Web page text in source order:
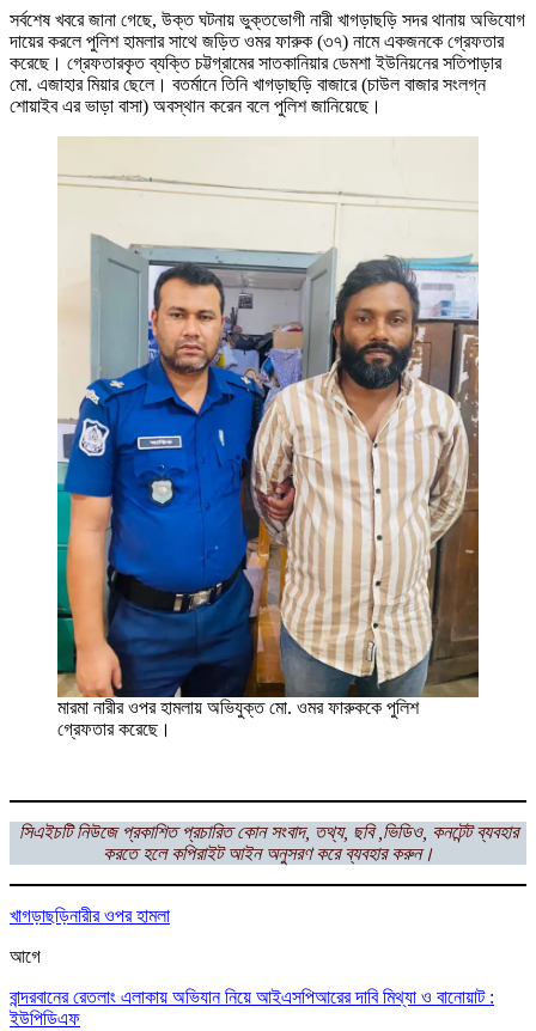
সর্বশেষ খবরে জানা গেছে, উক্ত ঘটনায় ভুক্তভোগী নারী খাগড়াছড়ি সদর থানায় অভিযোগ
দায়ের করলে পুলিশ হামলার সাথে জড়িত ওমর ফারুক (৩৭) নামে একজনকে গ্রেফতার
করেছে। গ্রেফতারকৃত ব্যক্তি চট্টগ্রামের সাতকানিয়ার ডেমশা ইউনিয়নের সতিপাড়ার
মো. এজাহার মিয়ার ছেলে। বতর্মানে তিনি খাগড়াছড়ি বাজারে (চাউল বাজার সংলগ্ন
শোয়াইব এর ভাড়া বাসা) অবস্থান করেন বলে পুলিশ জানিয়েছে।
মারমা নারীর ওপর হামলায় অভিযুক্ত মো. ওমর ফারুককে পুলিশ
গ্রেফতার করেছে।
সিএইচটি নিউজে প্রকাশিত প্রচারিত কোন সংবাদ, তথ্য, ছবি ,ভিডিও, কনটেন্ট ব্যবহার
করতে হলে কপিরাইট আইন অনুসরণ করে ব্যবহার করুন।
খাগড়াছড়িনারীর ওপর হামলা
আগে
বান্দরবানের রেতলাং এলাকায় অভিযান নিয়ে আইএসপিআরের দাবি মিথ্যা ও বানোয়াট :
ইউপিডিএফ